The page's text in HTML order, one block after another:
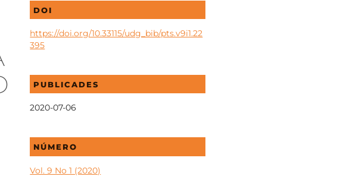
DOI
https://doi.org/10.33115/udg_bib/pts.v9i1.22
395
PUBLICADES
2020-07-06
NÚMERO
Vol. 9 No 1 (2020)